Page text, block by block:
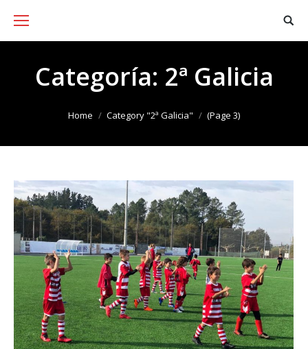
Categoría: 2ª Galicia
Home Category "2ª Galicia" (Page 3)